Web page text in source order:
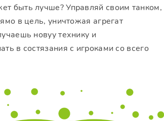
быть лучше? Управляй своим танком,
в цель, уничтожая агрегат
новуу технику и
в состязания с игроками со всего